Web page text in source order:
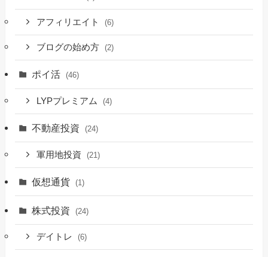
アフィリエイト (6)
ブログの始め方 (2)
ポイ活 (46)
LYPプレミアム (4)
不動産投資 (24)
軍用地投資 (21)
仮想通貨 (1)
株式投資 (24)
デイトレ (6)